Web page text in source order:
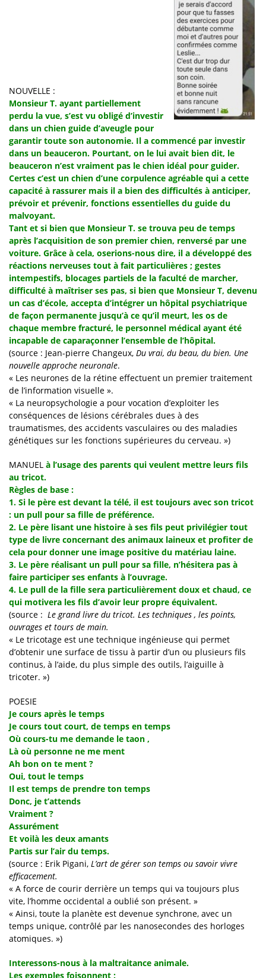
NOUVELLE :
Monsieur T. ayant partiellement
perdu la vue, s’est vu obligé d’investir
dans un chien guide d’aveugle pour
garantir toute son autonomie. Il a commencé par investir
dans un beauceron. Pourtant, on le lui avait bien dit, le
beauceron n’est vraiment pas le chien idéal pour guider.
Certes c’est un chien d’une corpulence agréable qui a cette
capacité à rassurer mais il a bien des difficultés à anticiper,
prévoir et prévenir, fonctions essentielles du guide du
malvoyant.
Tant et si bien que Monsieur T. se trouva peu de temps
après l’acquisition de son premier chien, renversé par une
voiture. Grâce à cela, oserions-nous dire, il a développé des
réactions nerveuses tout à fait particulières ; gestes
intempestifs, blocages partiels de la faculté de marcher,
difficulté à maîtriser ses pas, si bien que Monsieur T, devenu
un cas d’école, accepta d’intégrer un hôpital psychiatrique
de façon permanente jusqu’à ce qu’il meurt, les os de
chaque membre fracturé, le personnel médical ayant été
incapable de caparaçonner l’ensemble de l’hôpital.
(source : Jean-pierre Changeux, Du vrai, du beau, du bien. Une
nouvelle approche neuronale.
« Les neurones de la rétine effectuent un premier traitement
de l’information visuelle ».
« La neuropsychologie a pour vocation d’exploiter les
conséquences de lésions cérébrales dues à des
traumatismes, des accidents vasculaires ou des maladies
génétiques sur les fonctions supérieures du cerveau. »)
MANUEL à l’usage des parents qui veulent mettre leurs fils
au tricot.
Règles de base :
1. Si le père est devant la télé, il est toujours avec son tricot
: un pull pour sa fille de préférence.
2. Le père lisant une histoire à ses fils peut privilégier tout
type de livre concernant des animaux laineux et profiter de
cela pour donner une image positive du matériau laine.
3. Le père réalisant un pull pour sa fille, n’hésitera pas à
faire participer ses enfants à l’ouvrage.
4. Le pull de la fille sera particulièrement doux et chaud, ce
qui motivera les fils d’avoir leur propre équivalent.
(source : Le grand livre du tricot. Les techniques , les points,
ouvrages et tours de main.
« Le tricotage est une technique ingénieuse qui permet
d’obtenir une surface de tissu à partir d’un ou plusieurs fils
continus, à l’aide, du plus simple des outils, l’aiguille à
tricoter. »)
POESIE
Je cours après le temps
Je cours tout court, de temps en temps
Où cours-tu me demande le taon ,
Là où personne ne me ment
Ah bon on te ment ?
Oui, tout le temps
Il est temps de prendre ton temps
Donc, je t’attends
Vraiment ?
Assurément
Et voilà les deux amants
Partis sur l’air du temps.
(source : Erik Pigani, L’art de gérer son temps ou savoir vivre
efficacement.
« A force de courir derrière un temps qui va toujours plus
vite, l’homme occidental a oublié son présent. »
« Ainsi, toute la planète est devenue synchrone, avec un
temps unique, contrôlé par les nanosecondes des horloges
atomiques. »)
Interessons-nous à la maltraitance animale.
Les exemples foisonnent :